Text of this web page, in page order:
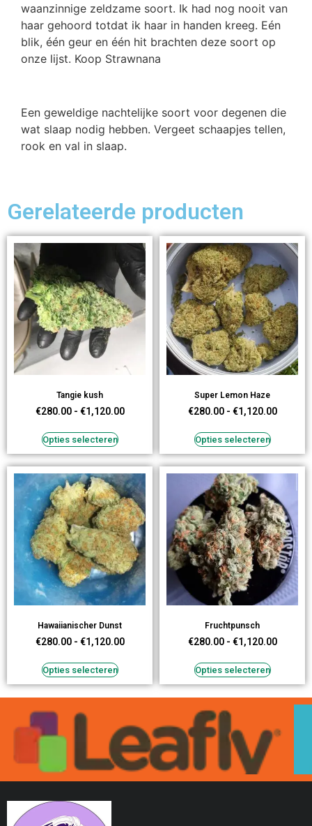
waanzinnige zeldzame soort. Ik had nog nooit van
haar gehoord totdat ik haar in handen kreeg. Eén
blik, één geur en één hit brachten deze soort op
onze lijst. Koop Strawnana
Een geweldige nachtelijke soort voor degenen die
wat slaap nodig hebben. Vergeet schaapjes tellen,
rook en val in slaap.
Gerelateerde producten
Tangie kush
€280.00 - €1,120.00
Opties selecteren
Super Lemon Haze
€280.00 - €1,120.00
Opties selecteren
Hawaiianischer Dunst
€280.00 - €1,120.00
Opties selecteren
Fruchtpunsch
€280.00 - €1,120.00
Opties selecteren